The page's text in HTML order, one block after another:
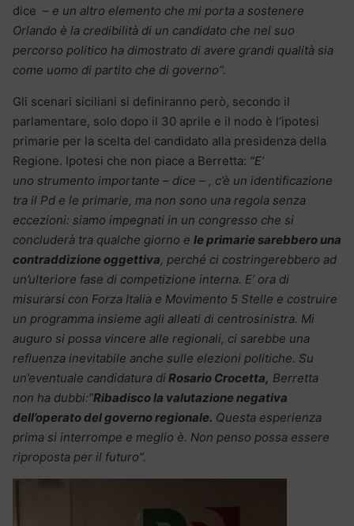
dice – e un altro elemento che mi porta a sostenere
Orlando è la credibilità di un candidato che nel suo
percorso politico ha dimostrato di avere grandi qualità sia
come uomo di partito che di governo”.
Gli scenari siciliani si definiranno però, secondo il
parlamentare, solo dopo il 30 aprile e il nodo è l’ipotesi
primarie per la scelta del candidato alla presidenza della
Regione. Ipotesi che non piace a Berretta: “E’
uno strumento importante – dice – , c’è un identificazione
tra il Pd e le primarie, ma non sono una regola senza
eccezioni: siamo impegnati in un congresso che si
concluderà tra qualche giorno e le primarie sarebbero una
contraddizione oggettiva, perché ci costringerebbero ad
un’ulteriore fase di competizione interna. E’ ora di
misurarsi con Forza Italia e Movimento 5 Stelle e costruire
un programma insieme agli alleati di centrosinistra. Mi
auguro si possa vincere alle regionali, ci sarebbe una
refluenza inevitabile anche sulle elezioni politiche. Su
un’eventuale candidatura diRosario Crocetta, Berretta
non ha dubbi:”Ribadisco la valutazione negativa
dell’operato del governo regionale. Questa esperienza
prima si interrompe e meglio è. Non penso possa essere
riproposta per il futuro”.